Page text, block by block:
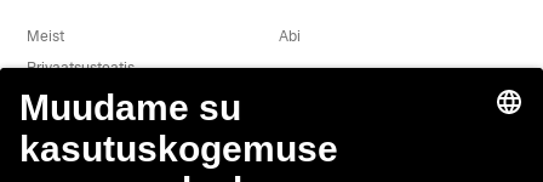
Meist
Privaatsusteatis
Õigusteave
Tingimused
Taganemine
Abi